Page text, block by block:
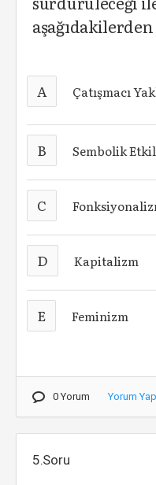
A Çatışmacı
B Sembolik
C
D Kapitalizm
E Feminizm
0 Yorum Yorum Yap
5.Soru